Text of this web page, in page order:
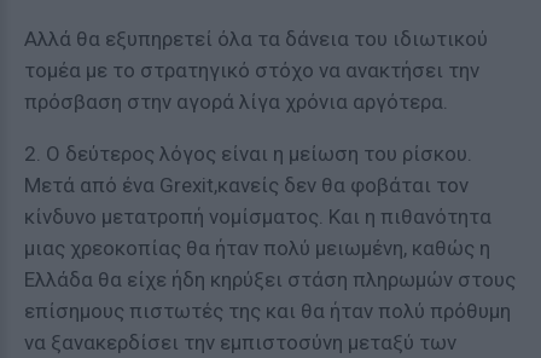
Αλλά θα εξυπηρετεί όλα τα δάνεια του ιδιωτικού
τομέα με το στρατηγικό στόχο να ανακτήσει την
πρόσβαση στην αγορά λίγα χρόνια αργότερα.
2. Ο δεύτερος λόγος είναι η μείωση του ρίσκου.
Μετά από ένα Grexit,κανείς δεν θα φοβάται τον
κίνδυνο μετατροπή νομίσματος. Και η πιθανότητα
μιας χρεοκοπίας θα ήταν πολύ μειωμένη, καθώς η
Ελλάδα θα είχε ήδη κηρύξει στάση πληρωμών στους
επίσημους πιστωτές της και θα ήταν πολύ πρόθυμη
να ξανακερδίσει την εμπιστοσύνη μεταξύ των